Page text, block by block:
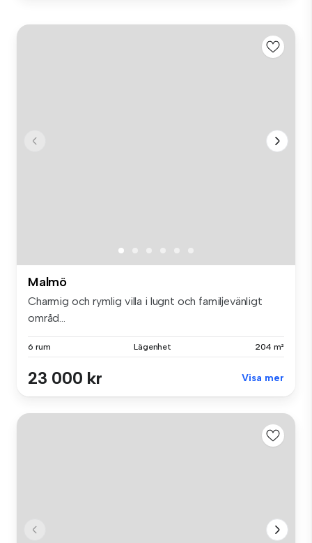
Malmö
Charmig och rymlig villa i lugnt och familjevänligt
områd...
6 rum Lägenhet 204 m²
23 000 kr Visa mer